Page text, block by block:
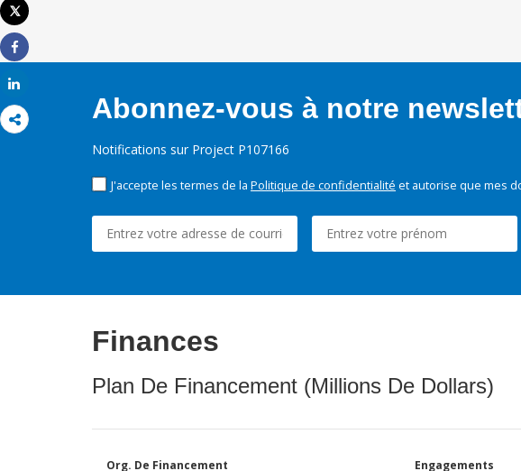
Imprimer
Tweet
Share
Abonnez-vous à notre
Notifications sur Project P107166
J'accepte les termes de la Politique de confidentialité et autorise que mes
Finances
Plan De Financement (Millions De Dollars)
Org. De Financement Engagements